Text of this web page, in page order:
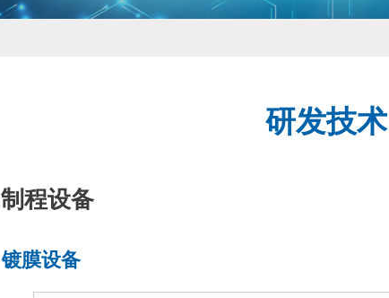
研发技术
制程设备
镀膜设备